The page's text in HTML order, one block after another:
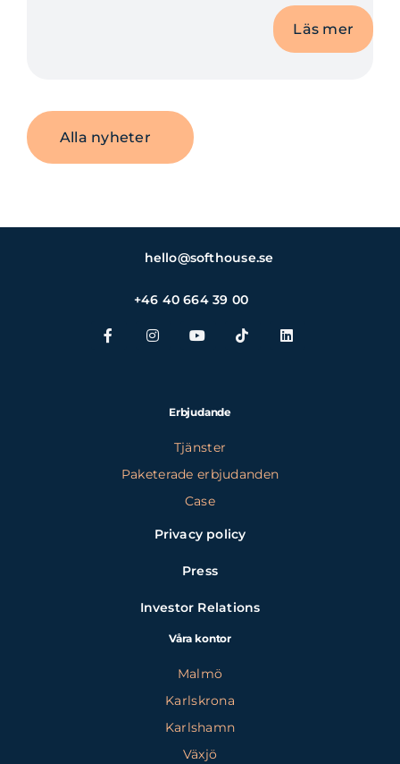
Läs mer
Alla nyheter
hello@softhouse.se
+46 40 664 39 00
Erbjudande
Tjänster
Paketerade erbjudanden
Case
Privacy policy
Press
Investor Relations
Våra kontor
Malmö
Karlskrona
Karlshamn
Växjö